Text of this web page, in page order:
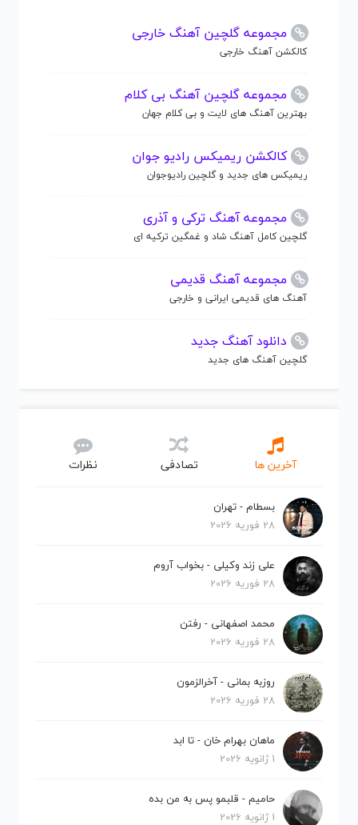
مجموعه گلچین آهنگ خارجی
کالکشن آهنگ خارجی
مجموعه گلچین آهنگ بی کلام
بهترین آهنگ های لایت و بی کلام جهان
کالکشن ریمیکس رادیو جوان
ریمیکس های جدید و گلچین رادیوجوان
مجموعه آهنگ ترکی و آذری
گلچین کامل آهنگ شاد و غمگین ترکیه ای
مجموعه آهنگ قدیمی
آهنگ های قدیمی ایرانی و خارجی
دانلود آهنگ جدید
گلچین آهنگ های جدید
آخرین ها تصادفی نظرات
بسطام - تهران
28 فوریه 2026
علی زند وکیلی - بخواب آروم
28 فوریه 2026
محمد اصفهانی - رفتن
28 فوریه 2026
روزبه بمانی - آخرالزمون
28 فوریه 2026
ماهان بهرام خان - تا ابد
1 ژانویه 2026
حامیم - قلبمو پس به من بده
1 ژانویه 2026